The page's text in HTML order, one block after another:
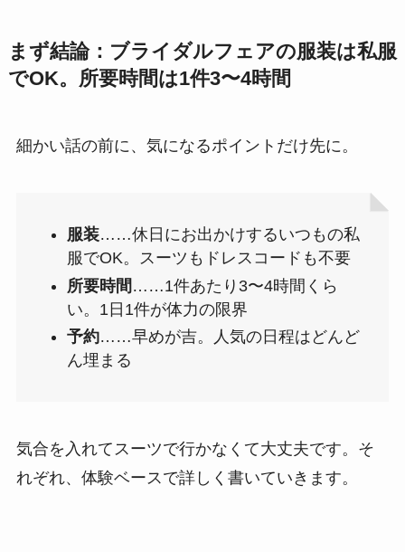
まず結論：ブライダルフェアの服装は私服
でOK。所要時間は1件3〜4時間
細かい話の前に、気になるポイントだけ先に。
服装……休日にお出かけするいつもの私
服でOK。スーツもドレスコードも不要
所要時間 ……1件あたり3〜4時間くら
い。1日1件が体力の限界
予約……早めが吉。人気の日程はどんど
ん埋まる
気合を入れてスーツで行かなくて大丈夫です。そ
れぞれ、体験ベースで詳しく書いていきます。